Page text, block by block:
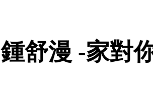
鍾舒漫 -家對